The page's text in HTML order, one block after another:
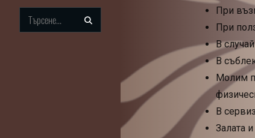
Search
for:
При
При
В
В
Молим
В
Залата